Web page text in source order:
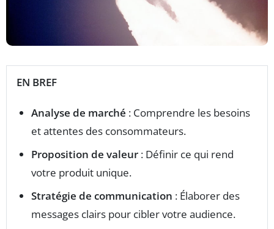
EN BREF
Analyse de marché : Comprendre les besoins
et attentes des consommateurs.
Proposition de valeur : Définir ce qui rend
votre produit unique.
Stratégie de communication : Élaborer des
messages clairs pour cibler votre audience.